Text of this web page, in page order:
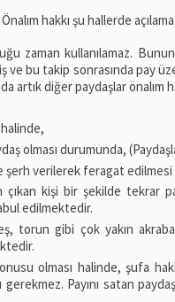
Önalım hakkı şu hallerde
zaman kullanılamaz.
ve bu takip sonrasında pay
artık diğer paydaşlar önalım
halinde,
olması durumunda,
şerh verilerek feragat
kişi bir şekilde tekrar
edilmektedir.
torun gibi çok yakın
olması halinde, şufa
gerekmez. Payını satan